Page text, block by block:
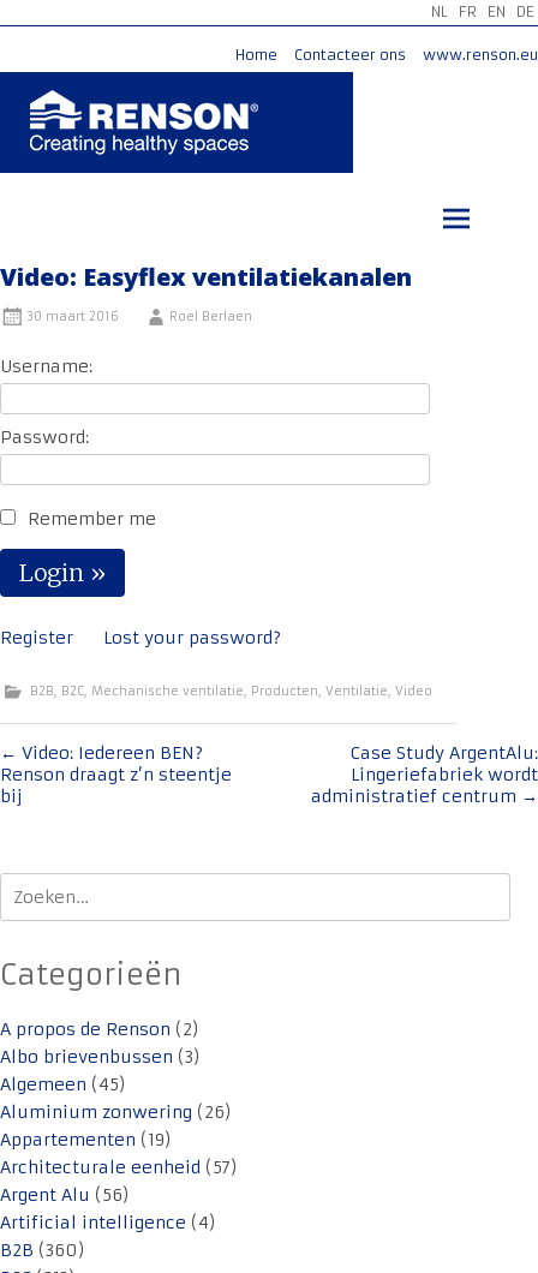
NL FR EN DE
Home Contacteer ons www.renson.eu
Video: Easyflex ventilatiekanalen
30 maart 2016 Roel Berlaen
Username:
Password:
Remember me
Register Lost your password?
B2B, B2C, Mechanische ventilatie, Producten, Ventilatie, Video
Bericht
navigatie
← Video: Iedereen BEN?
Renson draagt z’n steentje
bij
Case Study ArgentAlu:
Lingeriefabriek wordt
administratief centrum →
Zoeken
naar:
Categorieën
A propos de Renson (2)
Albo brievenbussen (3)
Algemeen (45)
Aluminium zonwering (26)
Appartementen (19)
Architecturale eenheid (57)
Argent Alu (56)
Artificial intelligence (4)
B2B (360)